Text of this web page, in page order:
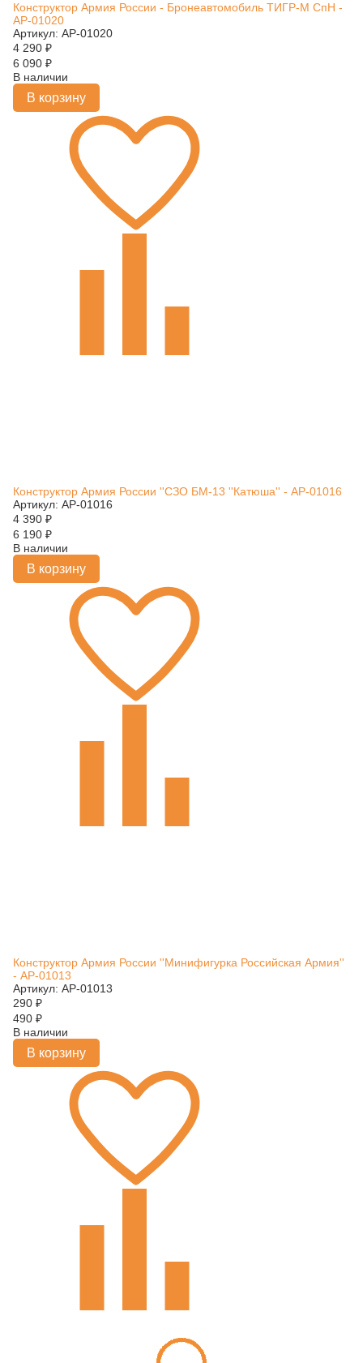
Конструктор Армия России - Бронеавтомобиль ТИГР-М СпН -
АР-01020
Артикул: АР-01020
4 290 ₽
6 090 ₽
В наличии
В корзину
Конструктор Армия России ''СЗО БМ-13 ''Катюша'' - АР-01016
Артикул: АР-01016
4 390 ₽
6 190 ₽
В наличии
В корзину
Конструктор Армия России ''Минифигурка Российская Армия''
- АР-01013
Артикул: АР-01013
290 ₽
490 ₽
В наличии
В корзину